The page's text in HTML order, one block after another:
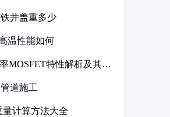
井盖重多少
温性能如何
MOSFET特性解析及其在
道施工
量计算方法大全